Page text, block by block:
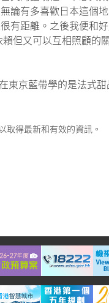
論有多喜歡日本這個
有距離。之後我便和
但又可以互相照顧的
京藍帶學的是法式
取得最新和有效的資訊。